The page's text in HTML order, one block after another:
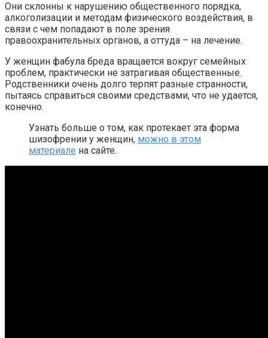
Они склонны к нарушению общественного порядка,
алкоголизации и методам физического воздействия, в
связи с чем попадают в поле зрения
правоохранительных органов, а оттуда – на лечение.
У женщин фабула бреда вращается вокруг семейных
проблем, практически не затрагивая общественные.
Родственники очень долго терпят разные странности,
пытаясь справиться своими средствами, что не удается,
конечно.
Узнать больше о том, как протекает эта форма
шизофрении у женщин, можно в этом
материале на сайте.